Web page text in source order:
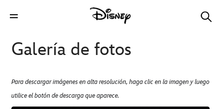
Galería de fotos
Para descargar imágenes en alta resolución, haga clic en la imagen y luego
utilice el botón de descarga que aparece.